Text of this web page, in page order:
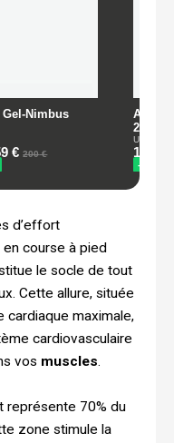
d’effort
course à pied
le socle de tout
Cette allure, située
maximale,
cardiovasculaire
vos muscles.
représente 70% du
zone stimule la